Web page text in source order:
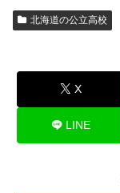
北海道の公立高校
X
LINE